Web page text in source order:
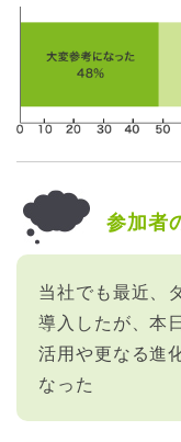
参加者
当社でも最近、
導入したが、本
活用や更なる進
なった